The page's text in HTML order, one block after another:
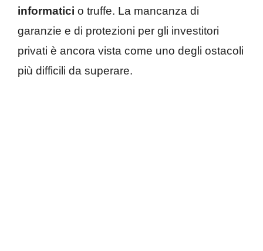
informatici o truffe. La mancanza di
garanzie e di protezioni per gli investitori
privati è ancora vista come uno degli ostacoli
più difficili da superare.